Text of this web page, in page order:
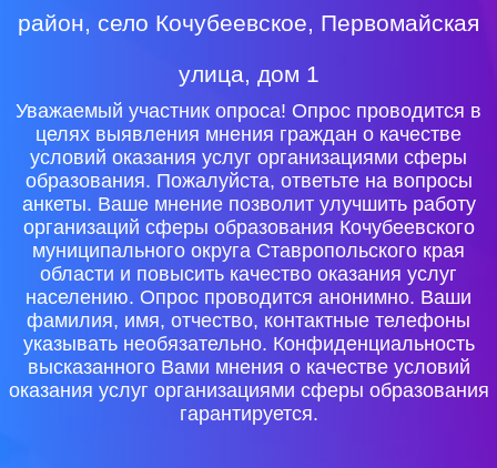
район, село Кочубеевское, Первомайская
улица, дом 1
Уважаемый участник опроса! Опрос проводится в
целях выявления мнения граждан о качестве
условий оказания услуг организациями сферы
образования. Пожалуйста, ответьте на вопросы
анкеты. Ваше мнение позволит улучшить работу
организаций сферы образования Кочубеевского
муниципального округа Ставропольского края
области и повысить качество оказания услуг
населению. Опрос проводится анонимно. Ваши
фамилия, имя, отчество, контактные телефоны
указывать необязательно. Конфиденциальность
высказанного Вами мнения о качестве условий
оказания услуг организациями сферы образования
гарантируется.